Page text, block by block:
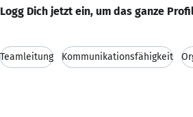
Logg Dich jetzt ein, um das ganze
Teamleitung Kommunikationsfähigkeit